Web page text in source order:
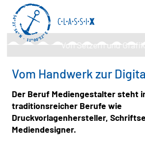
Von Setzern und
Vom Handwerk zur
Der Beruf Mediengestalter steht
traditionsreicher Berufe wie
Druckvorlagenhersteller,
Mediendesigner.